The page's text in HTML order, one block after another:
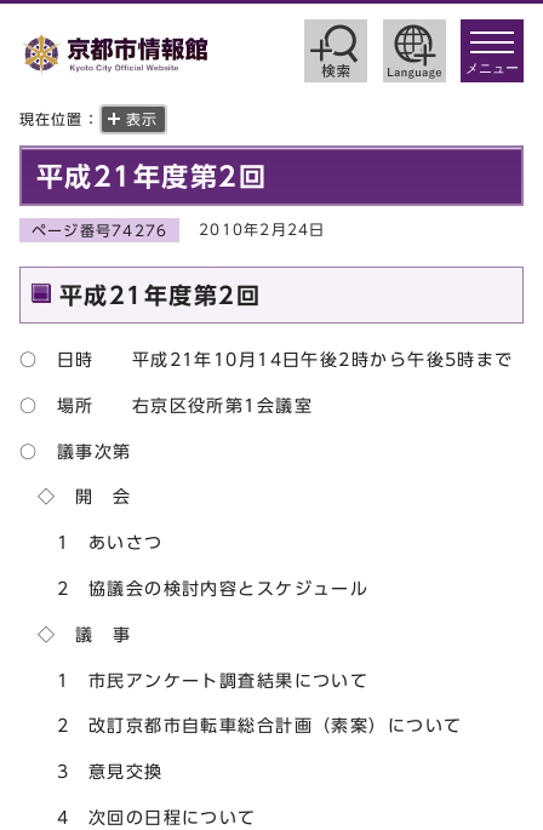
toggle
メニュー
現在位置： 表示
平成21年度第2回
ページ番号74276 2010年2月24日
平成21年度第2回
○ 日時 平成21年10月14日午後2時から午後5時まで
○ 場所 右京区役所第1会議室
○ 議事次第
◇ 開 会
1 あいさつ
2 協議会の検討内容とスケジュール
◇ 議 事
1 市民アンケート調査結果について
2 改訂京都市自転車総合計画（素案）について
3 意見交換
4 次回の日程について